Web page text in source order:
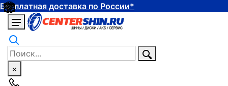
Бесплатная доставка по России*
×